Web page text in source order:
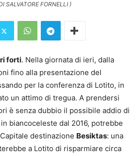
SALVATORE FORNELLI )
forti. Nella giornata di ieri, dalla
fino alla presentazione del
per la conferenza di Lotito, in
un attimo di tregua. A prendersi
è senza dubbio il possibile addio di
biancoceleste dal 2016, potrebbe
destinazione Besiktas: una
a Lotito di risparmiare circa